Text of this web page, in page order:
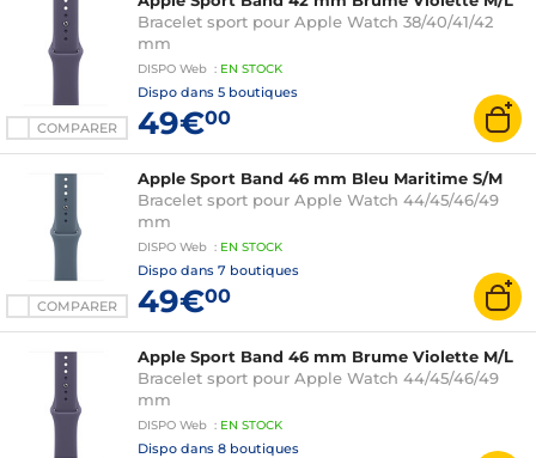
COMPARER
Bracelet sport pour Apple Watch 38/40/41/42
mm
DISPO Web : EN STOCK
Dispo dans 5 boutiques
49€00
COMPARER
Apple Sport Band 46 mm Bleu Maritime S/M
Bracelet sport pour Apple Watch 44/45/46/49
mm
DISPO Web : EN STOCK
Dispo dans 7 boutiques
49€00
Apple Sport Band 46 mm Brume Violette M/L
Bracelet sport pour Apple Watch 44/45/46/49
mm
DISPO Web : EN STOCK
Dispo dans 8 boutiques